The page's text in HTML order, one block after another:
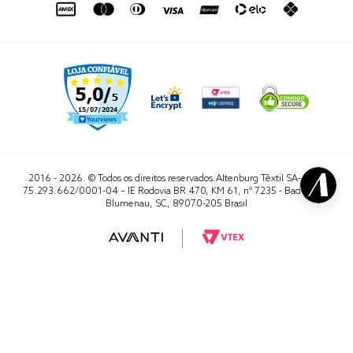
2016 - 2026. © Todos os direitos reservados.Altenburg Têxtil SA- CNPJ
75.293.662/0001-04 – IE Rodovia BR 470, KM 61, nº 7235 - Badenfurt,
Blumenau, SC, 89070-205 Brasil